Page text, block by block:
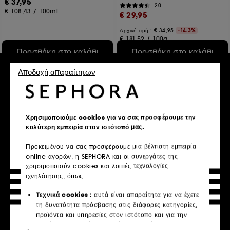
€ 37,95
€ 108,43 / 100ml
Προσθήκη στο καλάθι
20
€ 29,95
Αρχική τιμή :€ 34,95 -14.3%
€ 181,52 /100g
Προσθήκη στο καλάθι
COLOR WOW
Pop and Lock Shellac
Revitalizing Serum
1556
€ 34,95
100ml
1271
€ 33,50
€ 11,17 /100ml
Exclusive
Χρησιμοποιούμε cookies για να σας προσφέρουμε την
καλύτερη εμπειρία στον ιστότοπό μας.
Προκειμένου να σας προσφέρουμε μια βέλτιστη εμπειρία
online αγορών, η SEPHORA και οι συνεργάτες της
χρησιμοποιούν cookies και λοιπές τεχνολογίες
ιχνηλάτησης, όπως:
Τεχνικά cookies : αυτά είναι απαραίτητα για να έχετε
τη δυνατότητα πρόσβασης στις διάφορες κατηγορίες,
προϊόντα και υπηρεσίες στον ιστότοπο και για την
ασφάλεια του ιστότοπου. Είναι απαραίτητα για την
Αποδοχή απαραίτητων